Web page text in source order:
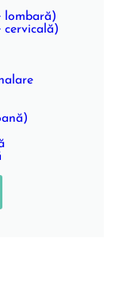
lombară)
cervicală)